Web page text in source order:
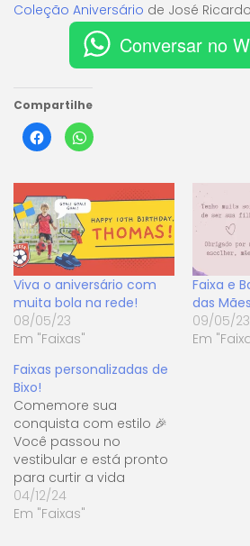
Coleção Aniversário de José
Conversar no
Compartilhe
Clique
para
compartilhar
em
nova
janela)
Clique
para
em
nova
janela)
Viva o aniversário com
muita bola na rede!
08/05/23
Em "Faixas"
Faixa e
das Mães
09/05/23
Em
Faixas personalizadas de
Bixo!
Comemore sua
conquista com estilo 🎉
Você passou no
vestibular e está pronto
para curtir a vida
universitária? Que tal
celebrar essa conquista
04/12/24
Em "Faixas"